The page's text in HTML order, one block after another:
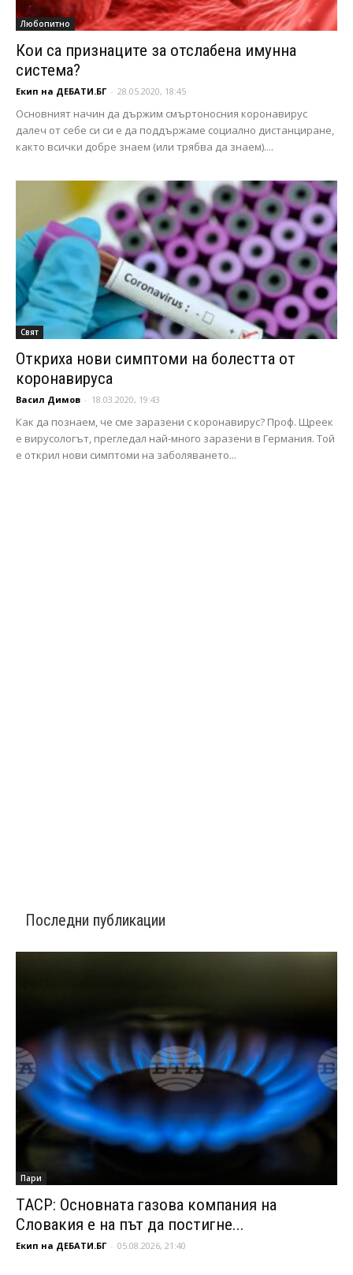
Любопитно
Кои са признаците за отслабена имунна
система?
Екип на ДЕБАТИ.БГ - 28.05.2020, 18:45
Основният начин да държим смъртоносния коронавирус
далеч от себе си си е да поддържаме социално дистанциране,
както всички добре знаем (или трябва да знаем)....
Свят
Откриха нови симптоми на болестта от
коронавируса
Васил Димов - 18.03.2020, 19:43
Как да познаем, че сме заразени с коронавирус? Проф. Щреек
е вирусологът, прегледал най-много заразени в Германия. Той
е открил нови симптоми на заболяването...
Последни публикации
Пари
ТАСР: Основната газова компания на
Словакия е на път да постигне...
Екип на ДЕБАТИ.БГ - 05.08.2026, 21:40